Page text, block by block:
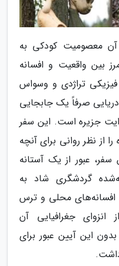
معصومیت کودکی به
بین واقعیت و افسانه
تراژدی و وسواس
صرفاً یک جابجایی
جزیره است. این سفر
از نظر روانی برای آنچه
عبور از یک آستانه
گردشگری شاد به
افسانه‌های محلی و ترس
انزوای جغرافیایی آن
این آیین عبور برای